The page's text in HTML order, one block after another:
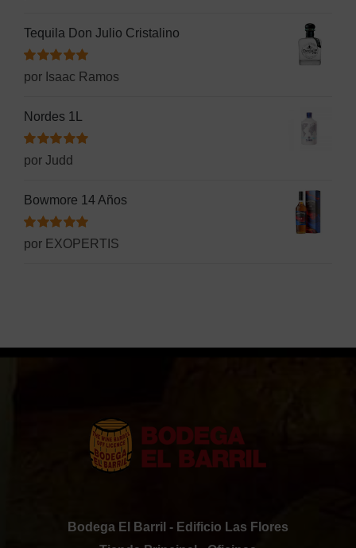
con
Tequila Don Julio Cristalino
Valorado
con
por Isaac Ramos
Nordes 1L
Valorado
con
por Judd
Bowmore 14 Años
Valorado
con
por EXOPERTIS
Bodega El Barril - Edificio Las Flores